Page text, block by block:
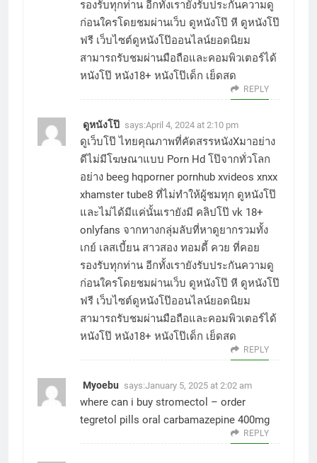
รองรับทุกท่าน อีกทั้งเรายังรับประกันความดู
ก่อนใครโดยชมผ่านเว็บ ดูหนังโป๊ หี ดูหนังโป๊
ฟรี เว็บไซต์ดูหนังโป๊ออนไลน์ยอดนิยม
สามารถรับชมผ่านมือถือและคอมพิวเตอร์ได้
หนังโป๊ หนัง18+ หนังโป๊เด็ก เย็ดสด
REPLY
ดูหนังโป๊ says:April 4, 2024 at 2:10 pm
ดูเว็บโป๊ ไทยคุณภาพที่คัดสรรหนังXมาอย่าง
ดีไม่มีโฆษณาแบบ Porn Hd โป๊จากทั่วโลก
อย่าง beeg hqporner pornhub xvideos xnxx
xhamster tube8 ที่ไม่ทำให้ผู้ชมทุก ดูหนังโป๊
และไม่ได้มีแค่นั้นเรายังมี คลิปโป๊ vk 18+
onlyfans จากทางกลุ่มลับที่หาดูยากรวมทั้ง
เกย์ เลสเบี้ยน สาวสอง ทอมดี้ ควย ที่คอย
รองรับทุกท่าน อีกทั้งเรายังรับประกันความดู
ก่อนใครโดยชมผ่านเว็บ ดูหนังโป๊ หี ดูหนังโป๊
ฟรี เว็บไซต์ดูหนังโป๊ออนไลน์ยอดนิยม
สามารถรับชมผ่านมือถือและคอมพิวเตอร์ได้
หนังโป๊ หนัง18+ หนังโป๊เด็ก เย็ดสด
REPLY
Myoebu says:January 5, 2025 at 2:02 am
where can i buy stromectol – order
tegretol pills oral carbamazepine 400mg
REPLY